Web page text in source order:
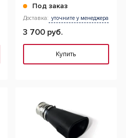
Под заказ
Доставка: уточните у менеджера
3 700 руб.
Купить